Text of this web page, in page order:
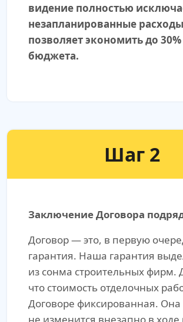
видение полностью
незапланированные
позволяет экономить до
бюджета.
Шаг 2
Заключение Договора
Договор — это, в первую
гарантия. Наша гарантия
из сонма строительных фирм.
что стоимость отделочных
Договоре фиксированная. Она